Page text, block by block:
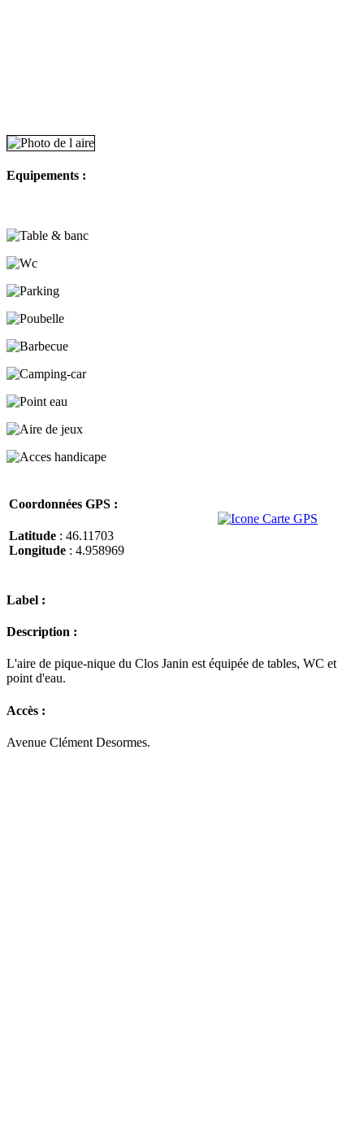
Equipements :
Coordonnées GPS :
Latitude : 46.11703
Longitude : 4.958969
Label :
Description :
L'aire de pique-nique du Clos Janin est équipée de tables, WC et
point d'eau.
Accès :
Avenue Clément Desormes.